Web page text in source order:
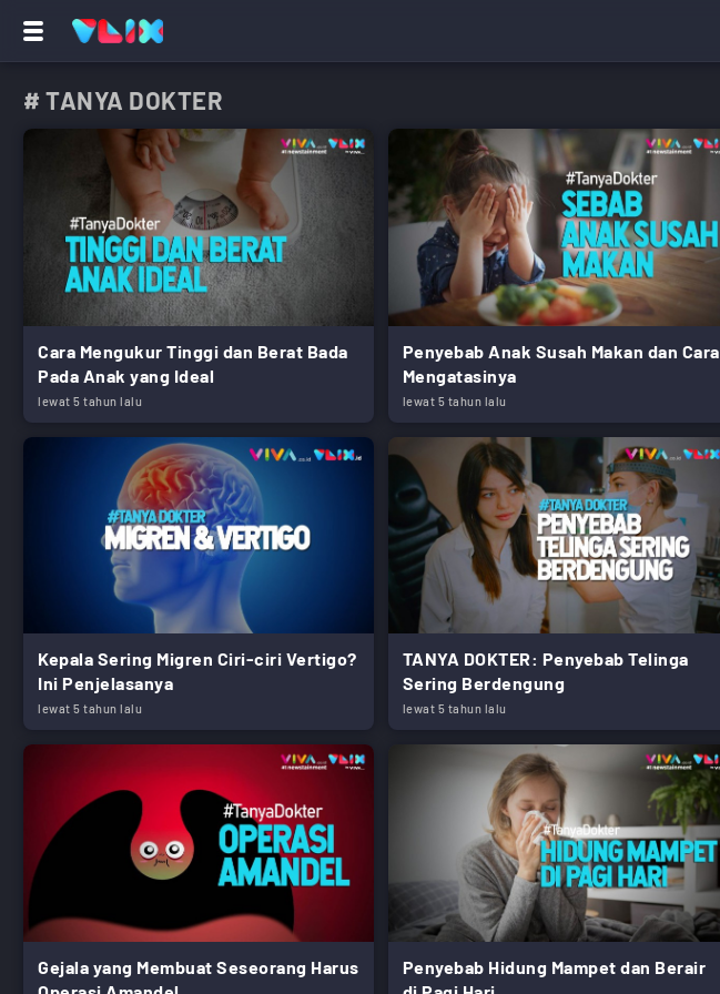
# TANYA DOKTER
Cara Mengukur Tinggi dan Berat Bada
Pada Anak yang Ideal
lewat 5 tahun lalu
Penyebab Anak Susah Makan dan Cara
Mengatasinya
lewat 5 tahun lalu
Kepala Sering Migren Ciri-ciri Vertigo?
Ini Penjelasanya
lewat 5 tahun lalu
TANYA DOKTER: Penyebab Telinga
Sering Berdengung
lewat 5 tahun lalu
Gejala yang Membuat Seseorang Harus
Penyebab Hidung Mampet dan Berair